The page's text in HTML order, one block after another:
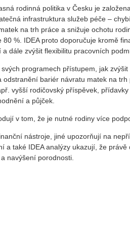
rodinná politika v Česku je
infrastruktura služeb péče –
na trh práce a snižuje ochotu
%. IDEA proto doporučuje kromě
dále zvýšit flexibilitu pracovních
programech přístupem, jak
bariér návratu matek na
vyšší rodičovský příspěvek,
a půjček.
v tom, že je nutné rodiny více
nástroje, jiné upozorňují na
a také IDEA analýzy ukazují, že
navýšení porodnosti.